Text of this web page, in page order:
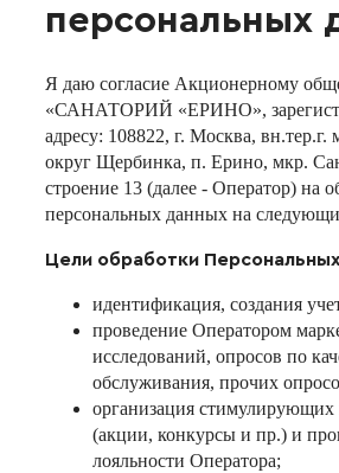
персональных
Я даю согласие Акционерному
«САНАТОРИЙ «ЕРИНО»,
адресу: 108822, г. Москва,
округ Щербинка, п. Ерино, мкр.
строение 13 (далее - Оператор) на
персональных данных на
Цели обработки
идентификация, создания
проведение Оператором
исследований, опросов по
обслуживания, прочих
организация стимулирующих
(акции, конкурсы и пр.) и
лояльности Оператора;